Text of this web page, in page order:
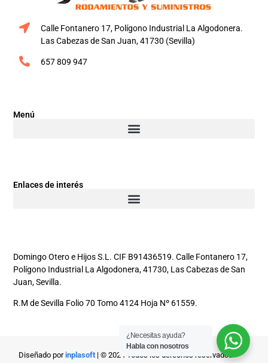
Calle Fontanero 17, Polígono Industrial La Algodonera.
Las Cabezas de San Juan, 41730 (Sevilla)
657 809 947
Menú
Enlaces de interés
Domingo Otero e Hijos S.L. CIF B91436519. Calle Fontanero 17,
Polígono Industrial La Algodonera, 41730, Las Cabezas de San
Juan, Sevilla.
R.M de Sevilla Folio 70 Tomo 4124 Hoja Nº 61559.
Diseñado porinplasoft| © 2024 Todos los derechos reservados
¿Necesitas ayuda?
Habla con nosotros